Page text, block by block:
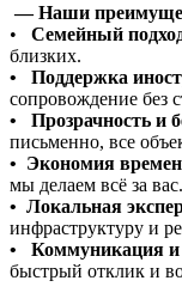
— Наши
• Семейный
близких.
• Поддержка
сопровождение без
• Прозрачность и
письменно, все
• Экономия
мы делаем всё за вас.
• Локальная
инфраструктуру и
• Коммуникация и
быстрый отклик и